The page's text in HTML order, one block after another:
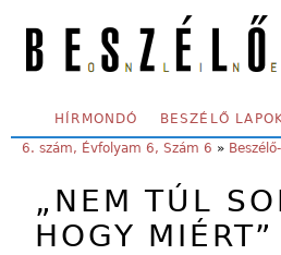
SECONDARY MENU
HÍRMONDÓ BESZÉLŐ
YOU ARE HERE:
6. szám, Évfolyam 6, Szám 6 »
„NEM TÚL
HOGY MIÉRT”